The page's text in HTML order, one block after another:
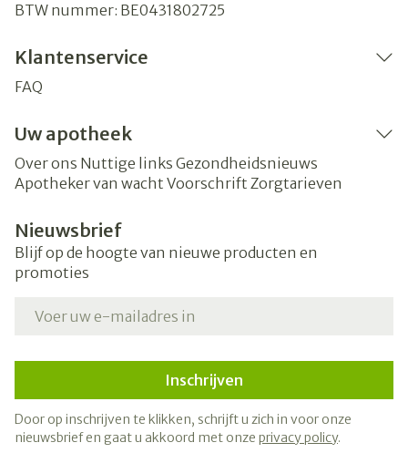
BTW nummer: BE0431802725
Klantenservice
FAQ
Uw apotheek
Over ons Nuttige links Gezondheidsnieuws
Apotheker van wacht Voorschrift Zorgtarieven
Nieuwsbrief
Blijf op de hoogte van nieuwe producten en
promoties
Inschrijven
Door op inschrijven te klikken, schrijft u zich in voor onze
nieuwsbrief en gaat u akkoord met onze privacy policy.